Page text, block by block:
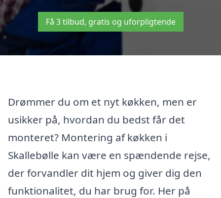
Få 3 tilbud, gratis og uforpligtende
Drømmer du om et nyt køkken, men er
usikker på, hvordan du bedst får det
monteret? Montering af køkken i
Skallebølle kan være en spændende rejse,
der forvandler dit hjem og giver dig den
funktionalitet, du har brug for. Her på